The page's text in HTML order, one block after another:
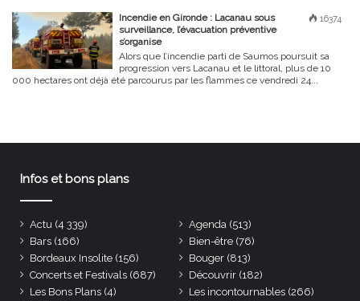
16374
Incendie en Gironde : Lacanau sous
surveillance, l’évacuation préventive
s’organise
Alors que l’incendie parti de Saumos poursuit sa
progression vers Lacanau et le littoral, plus de 10
000 hectares ont déjà été parcourus par les flammes ce vendredi 24...
Infos et bons plans
Actu (4 339) Agenda (513)
Bars (166) Bien-être (76)
Bordeaux Insolite (156) Bouger (813)
Concerts et Festivals (687) Découvrir (182)
Les Bons Plans (4) Les incontournables (266)